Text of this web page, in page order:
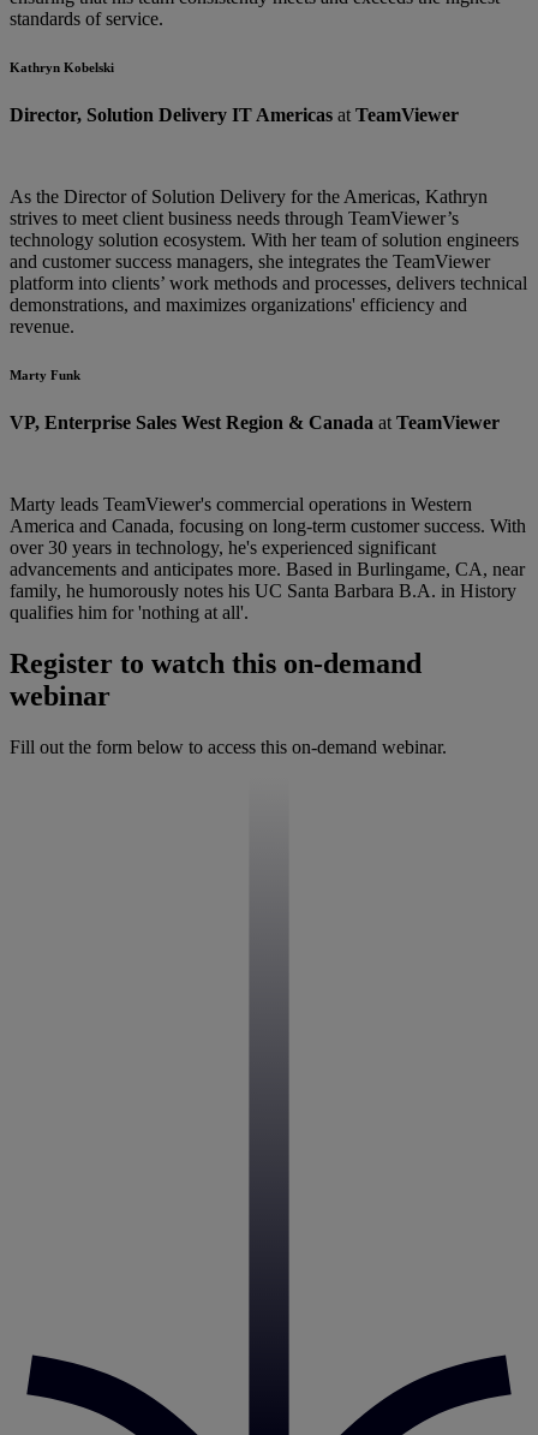
standards of service.
Kathryn Kobelski
Director, Solution Delivery IT Americas at TeamViewer
As the Director of Solution Delivery for the Americas, Kathryn
strives to meet client business needs through TeamViewer’s
technology solution ecosystem. With her team of solution engineers
and customer success managers, she integrates the TeamViewer
platform into clients’ work methods and processes, delivers technical
demonstrations, and maximizes organizations' efficiency and
revenue.
Marty Funk
VP, Enterprise Sales West Region & Canada at TeamViewer
Marty leads TeamViewer's commercial operations in Western
America and Canada, focusing on long-term customer success. With
over 30 years in technology, he's experienced significant
advancements and anticipates more. Based in Burlingame, CA, near
family, he humorously notes his UC Santa Barbara B.A. in History
qualifies him for 'nothing at all'.
Register to watch this on-demand
webinar
Fill out the form below to access this on-demand webinar.